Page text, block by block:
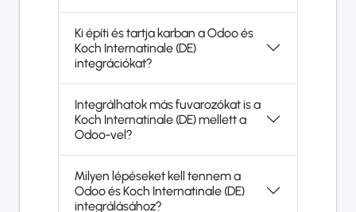
Ki építi és tartja karban a Odoo és
Koch Internatinale (DE)
integrációkat?
Integrálhatok más fuvarozókat is a
Koch Internatinale (DE) mellett a
Odoo-vel?
Milyen lépéseket kell tennem a
Odoo és Koch Internatinale (DE)
integrálásához?